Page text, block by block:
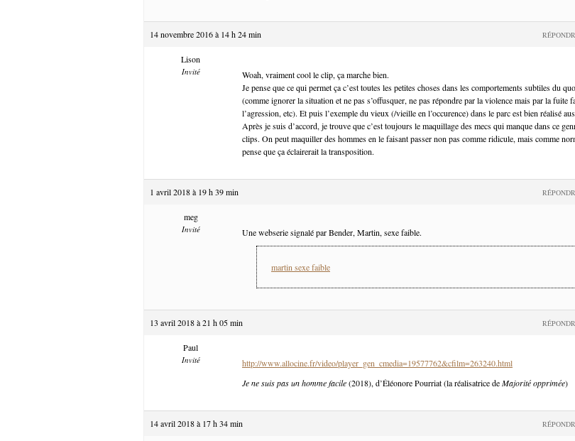
14 novembre 2016 à 14 h 24 min
Lison
Invité
Woah, vraiment cool le clip, ça marche bien.
Je pense que ce qui permet ça c’est toutes les petites choses dans les comportements subtiles du
(comme ignorer la situation et ne pas s’offusquer, ne pas répondre par la violence mais par la fuite
l’agression, etc). Et puis l’exemple du vieux (/vieille en l’occurence) dans le parc est bien réalisé
Après je suis d’accord, je trouve que c’est toujours le maquillage des mecs qui manque dans ce
clips. On peut maquiller des hommes en le faisant passer non pas comme ridicule, mais comme
pense que ça éclairerait la transposition.
1 avril 2018 à 19 h 39 min
meg
Invité Une webserie signalé par Bender, Martin, sexe faible.
martin sexe faible
13 avril 2018 à 21 h 05 min
Paul
Invité
http://www.allocine.fr/video/player_gen_cmedia=19577762&cfilm=263240.html
Je ne suis pas un homme facile(2018), d’Éléonore Pourriat (la réalisatrice deMajorité opprimée)
14 avril 2018 à 17 h 34 min